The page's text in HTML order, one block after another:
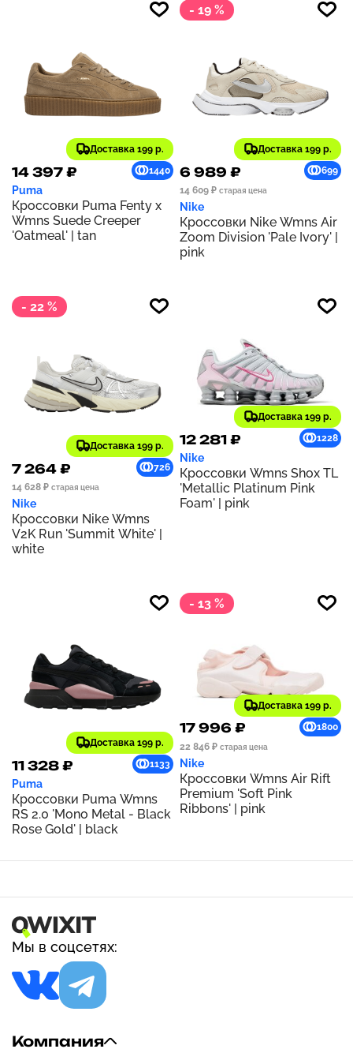
Доставка 199 р.
14 397 ₽ 1440
Puma
Кроссовки Puma Fenty x
Wmns Suede Creeper
'Oatmeal' | tan
- 19 %
Доставка 199 р.
6 989 ₽
699
14 609 ₽ старая цена
Nike
Кроссовки Nike Wmns Air
Zoom Division 'Pale Ivory' |
pink
- 22 %
Доставка 199 р.
7 264 ₽
726
14 628 ₽ старая цена
Nike
Кроссовки Nike Wmns
V2K Run 'Summit White' |
white
Доставка 199 р.
12 281 ₽ 1228
Nike
Кроссовки Wmns Shox TL
'Metallic Platinum Pink
Foam' | pink
Доставка 199 р.
11 328 ₽ 1133
Puma
Кроссовки Puma Wmns
RS 2.0 'Mono Metal - Black
Rose Gold' | black
- 13 %
Доставка 199 р.
17 996 ₽
1800
22 846 ₽ старая цена
Nike
Кроссовки Wmns Air Rift
Premium 'Soft Pink
Ribbons' | pink
Мы в соцсетях:
Компания